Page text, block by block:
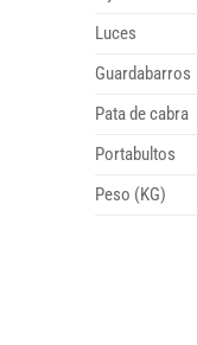
Luces
Guardabarros
Pata de cabra
Portabultos
Peso (KG)